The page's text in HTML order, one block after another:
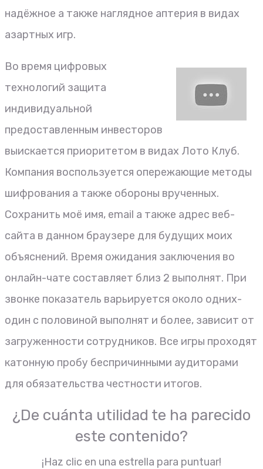
надёжное а также наглядное аптерия в видах
азартных игр.
Во время цифровых
технологий защита
индивидуальной
предоставленным инвесторов
выискается приоритетом в видах Лото Клуб.
Компания воспользуется опережающие методы
шифрования а также обороны врученных.
Сохранить моё имя, email а также адрес веб-
сайта в данном браузере для будущих моих
объяснений. Время ожидания заключения во
онлайн-чате составляет близ 2 выполнят. При
звонке показатель варьируется около одних-
один с половиной выполнят и более, зависит от
загруженности сотрудников. Все игры проходят
катонную пробу беспричинными аудиторами
для обязательства честности итогов.
¿De cuánta utilidad te ha parecido
este contenido?
¡Haz clic en una estrella para puntuar!